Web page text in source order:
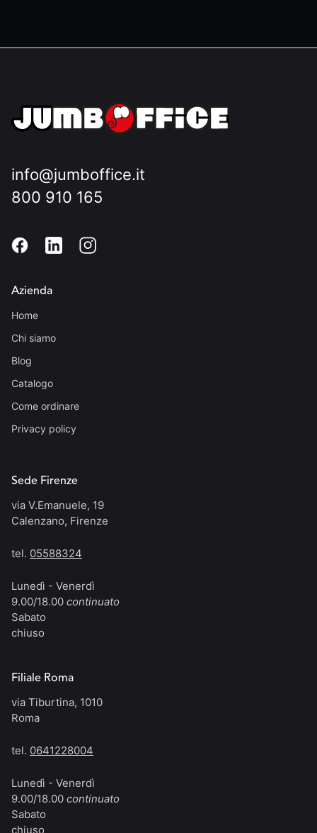
info@jumboffice.it
800 910 165
Azienda
Home
Chi siamo
Blog
Catalogo
Come ordinare
Privacy policy
Sede Firenze
via V.Emanuele, 19
Calenzano, Firenze
tel. 05588324
Lunedì - Venerdì
9.00/18.00 continuato
Sabato
chiuso
Filiale Roma
via Tiburtina, 1010
Roma
tel. 0641228004
Lunedì - Venerdì
9.00/18.00 continuato
Sabato
chiuso